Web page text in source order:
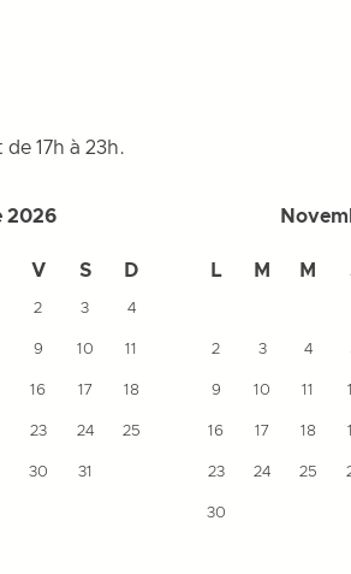
17h à 23h.
2026
V S D
2 3 4
9 10 11
16 17 18
23 24 25
30 31
L M M
2 3 4
9 10 11
16 17 18
23 24 25
30